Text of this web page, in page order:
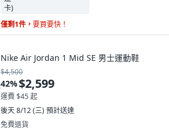
僅剩1件， 要買要快！
Nike Air Jordan 1 Mid SE 男士運動鞋
$4,500
42%$2,599
運費 $45 起
後天 8/12 (三) 預計送達
免費退貨